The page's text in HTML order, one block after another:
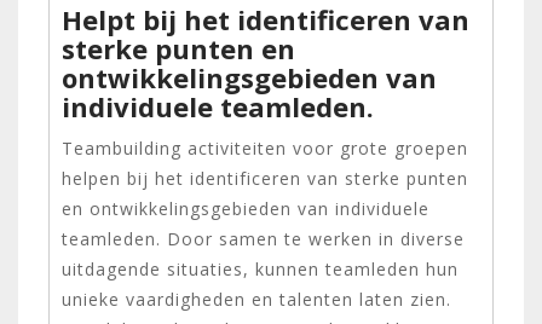
Helpt bij het identificeren van
sterke punten en
ontwikkelingsgebieden van
individuele teamleden.
Teambuilding activiteiten voor grote groepen
helpen bij het identificeren van sterke punten
en ontwikkelingsgebieden van individuele
teamleden. Door samen te werken in diverse
uitdagende situaties, kunnen teamleden hun
unieke vaardigheden en talenten laten zien.